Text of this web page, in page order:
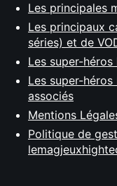
Les principales
Les principaux
séries) et de
Les super-
Les super-
associés
Mentions
Politique de